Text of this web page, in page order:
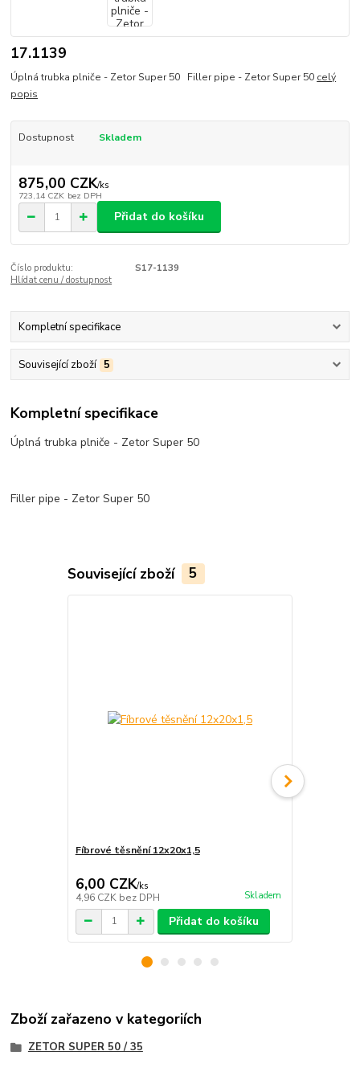
17.1139
Úplná trubka plniče - Zetor Super 50 Filler pipe - Zetor Super 50 celý
popis
Dostupnost Skladem
875,00 CZK/ks
723,14 CZK bez DPH
Přidat do košíku
Číslo produktu:
S17-1139
Hlídat cenu / dostupnost
Kompletní specifikace
Související zboží 5
Kompletní specifikace
Úplná trubka plniče - Zetor Super 50
Filler pipe - Zetor Super 50
Související zboží 5
Fíbrové těsnění 12x20x1,5
6,00 CZK/ks
4,96 CZK bez DPH Skladem
Přidat do košíku
Zboží zařazeno v kategoriích
ZETOR SUPER 50 / 35